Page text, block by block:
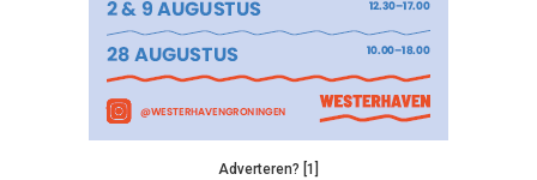
Adverteren? [1]